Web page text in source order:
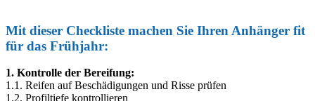
Mit dieser Checkliste machen Sie Ihren Anhänger fit
für das Frühjahr:
1. Kontrolle der Bereifung:
1.1. Reifen auf Beschädigungen und Risse prüfen
1.2. Profiltiefe kontrollieren